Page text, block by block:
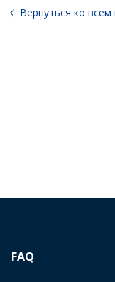
Вернуться ко всем
FAQ